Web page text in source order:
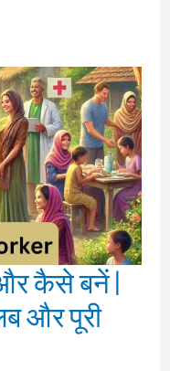
कैसे बनें |
और पूरी